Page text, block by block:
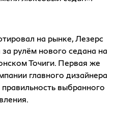
на рынке, Лезерс
рулём нового седана на
Точиги. Первая же
главного дизайнера
выбранного